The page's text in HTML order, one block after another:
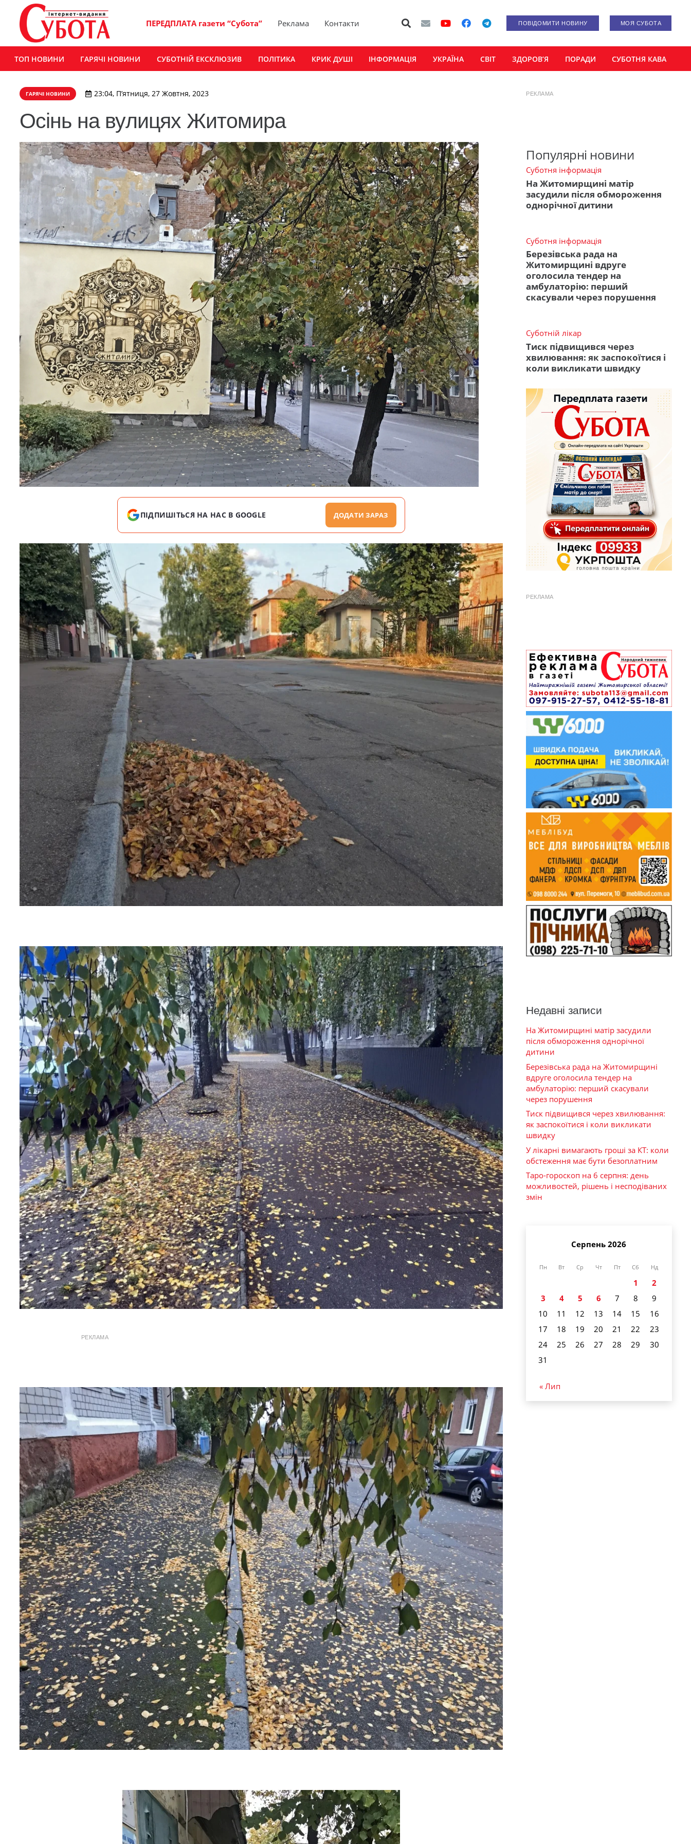
ПЕРЕДПЛАТА газети “Субота” Реклама Контакти ПОВІДОМИТИ НОВИНУ МОЯ СУБОТА
ТОП НОВИНИ ГАРЯЧІ НОВИНИ СУБОТНІЙ ЕКСКЛЮЗИВ ПОЛІТИКА КРИК ДУШІ ІНФОРМАЦІЯ УКРАЇНА СВІТ ЗДОРОВ’Я ПОРАДИ СУБОТНЯ КАВА
ГАРЯЧІ НОВИНИ 23:04, П’ятниця, 27 Жовтня, 2023
Осінь на вулицях Житомира
ПІДПИШІТЬСЯ НА НАС В GOOGLE ДОДАТИ ЗАРАЗ
РЕКЛАМА
РЕКЛАМА
Популярні новини
Суботня інформація
На Житомирщині матір
засудили після обмороження
однорічної дитини
Суботня інформація
Березівська рада на
Житомирщині вдруге
оголосила тендер на
амбулаторію: перший
скасували через порушення
Суботній лікар
Тиск підвищився через
хвилювання: як заспокоїтися і
коли викликати швидку
РЕКЛАМА
Недавні записи
На Житомирщині матір засудили
після обмороження однорічної
дитини
Березівська рада на Житомирщині
вдруге оголосила тендер на
амбулаторію: перший скасували
через порушення
Тиск підвищився через хвилювання:
як заспокоїтися і коли викликати
швидку
У лікарні вимагають гроші за КТ: коли
обстеження має бути безоплатним
Таро-гороскоп на 6 серпня: день
можливостей, рішень і несподіваних
змін
Серпень 2026
Пн Вт Ср Чт Пт Сб Нд
1
2
3
4 5 6 7 8
9
10
11 12 13 14 15
16
17
18 19 20 21 22
23
24
25 26 27 28 29
30
31
« Лип